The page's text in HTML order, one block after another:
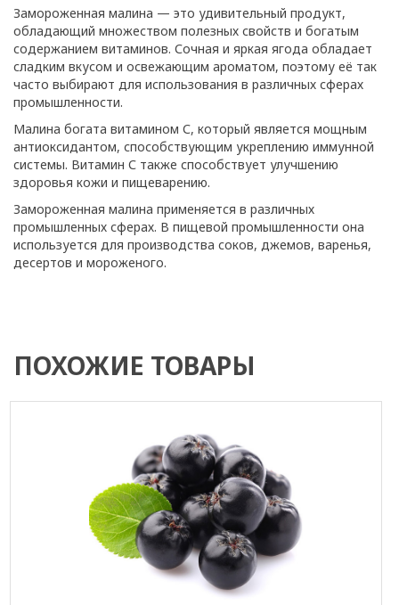
Замороженная малина — это удивительный продукт,
обладающий множеством полезных свойств и богатым
содержанием витаминов. Сочная и яркая ягода обладает
сладким вкусом и освежающим ароматом, поэтому её так
часто выбирают для использования в различных сферах
промышленности.
Малина богата витамином С, который является мощным
антиоксидантом, способствующим укреплению иммунной
системы. Витамин С также способствует улучшению
здоровья кожи и пищеварению.
Замороженная малина применяется в различных
промышленных сферах. В пищевой промышленности она
используется для производства соков, джемов, варенья,
десертов и мороженого.
ПОХОЖИЕ ТОВАРЫ